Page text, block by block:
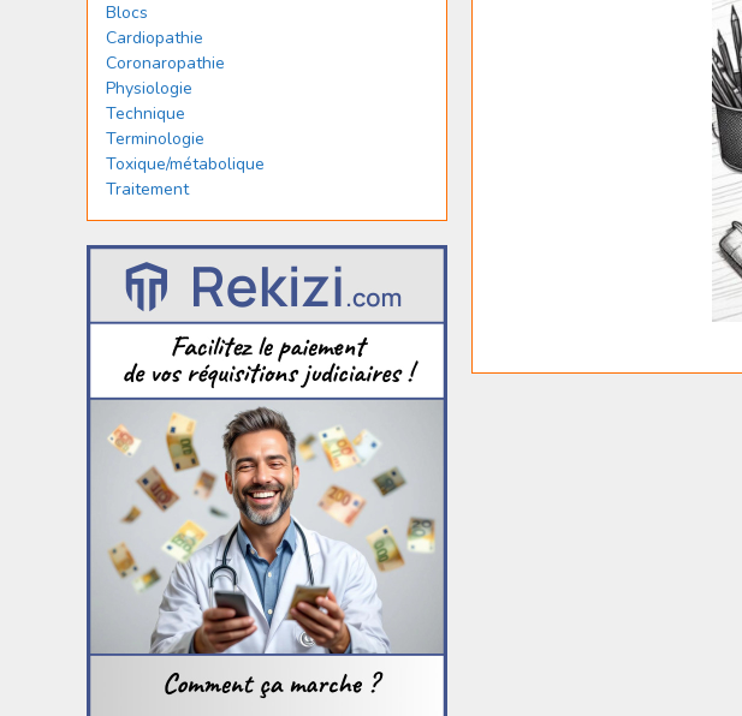
Blocs
Cardiopathie
Coronaropathie
Physiologie
Technique
Terminologie
Toxique/métabolique
Traitement